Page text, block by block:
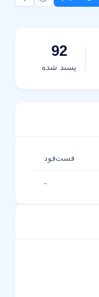
92
پسند شده
فست‌فود
-